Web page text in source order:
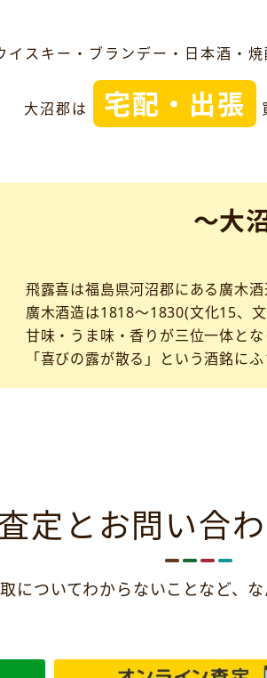
スキー・ブランデー・日本酒・
大沼郡は 宅配・出張
～大
飛露喜は福島県河沼郡にある廣木酒
廣木酒造は1818～1830(文化15、
甘味・うま味・香りが三位一体と
「喜びの露が散る」という酒銘に
定とお問い合
についてわからないことなど、